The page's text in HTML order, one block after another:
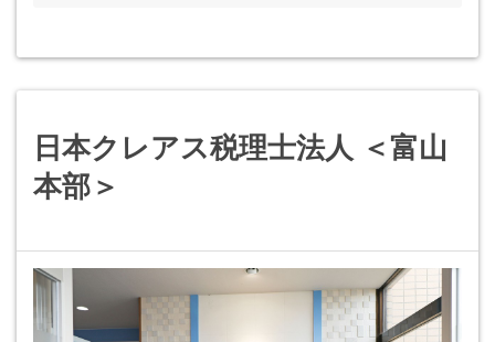
日本クレアス税理士法人 ＜富山
本部＞